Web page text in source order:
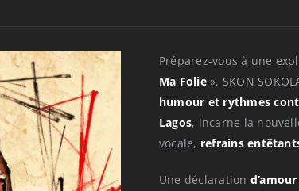
Préparez-vous à une
Ma Folie», SKON
humour et rythmes
Lagos, incarne la
vocale, refrains
Une déclaration d’amour